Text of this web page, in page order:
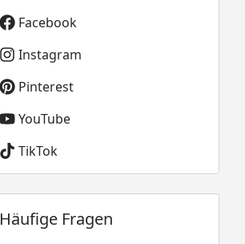
Facebook
Instagram
Pinterest
YouTube
TikTok
Häufige Fragen